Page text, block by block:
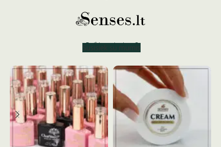
Reikia patarimo?
Susisiek su mumis